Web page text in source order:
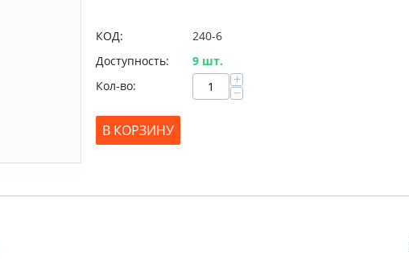
КОД:
240-6
Доступность:
9 шт.
Кол-во:
+
−
В КОРЗИНУ